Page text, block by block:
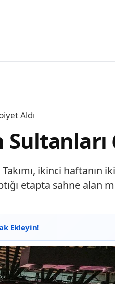
Aldı
ikinci haftanın
etapta sahne alan
Ekleyin!